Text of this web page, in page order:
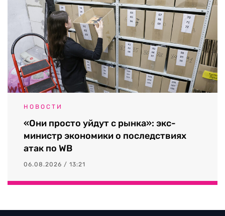
НОВОСТИ
«Они просто уйдут с рынка»: экс-
министр экономики о последствиях
атак по WB
06.08.2026 / 13:21